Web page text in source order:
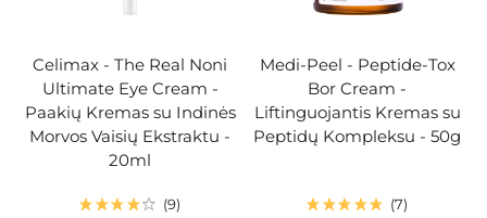
Celimax - The Real Noni
Ultimate Eye Cream -
Paakių Kremas su Indinės
Morvos Vaisių Ekstraktu -
20ml
9
Medi-Peel - Peptide-Tox
Bor Cream -
Liftinguojantis Kremas su
Peptidų Kompleksu - 50g
7